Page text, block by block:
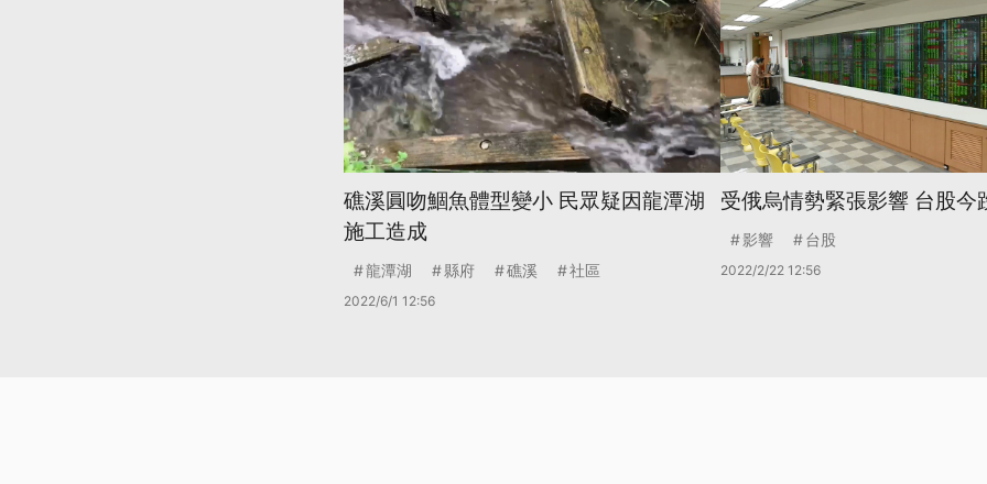
礁溪圓吻鯝魚體型變小 民眾疑因龍潭湖
施工造成
龍潭湖 縣府 礁溪 社區
2022/6/1 12:56
受俄烏情勢緊張影響 台股
影響 台股
2022/2/22 12:56